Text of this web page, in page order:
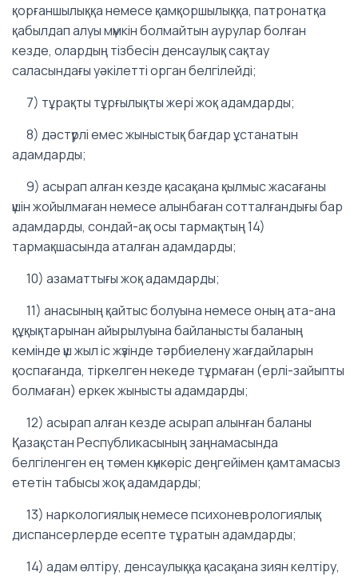
қорғаншылыққа немесе қамқоршылыққа, патронатқа
қабылдап алуы мүмкін болмайтын аурулар болған
кезде, олардың тiзбесiн денсаулық сақтау
саласындағы уәкілетті орган белгiлейдi;
7) тұрақты тұрғылықты жері жоқ адамдарды;
8) дәстүрлi емес жыныстық бағдар ұстанатын
адамдарды;
9) асырап алған кезде қасақана қылмыс жасағаны
үшін жойылмаған немесе алынбаған сотталғандығы бар
адамдарды, сондай-ақ осы тармақтың 14)
тармақшасында аталған адамдарды;
10) азаматтығы жоқ адамдарды;
11) анасының қайтыс болуына немесе оның ата-ана
құқықтарынан айырылуына байланысты баланың
кемінде үш жыл іс жүзінде тәрбиелену жағдайларын
қоспағанда, тіркелген некеде тұрмаған (ерлі-зайыпты
болмаған) еркек жынысты адамдарды;
12) асырап алған кезде асырап алынған баланы
Қазақстан Республикасының заңнамасында
белгіленген ең төмен күнкөріс деңгейімен қамтамасыз
ететін табысы жоқ адамдарды;
13) наркологиялық немесе психоневрологиялық
диспансерлерде есепте тұратын адамдарды;
14) адам өлтіру, денсаулыққа қасақана зиян келтіру,